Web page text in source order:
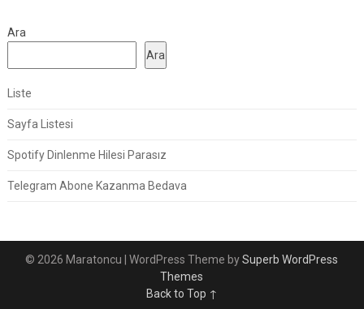
Ara
Ara
Liste
Sayfa Listesi
Spotify Dinlenme Hilesi Parasız
Telegram Abone Kazanma Bedava
© 2026 Maratoncu | WordPress Theme bySuperb WordPress
Themes
Back to Top ↑